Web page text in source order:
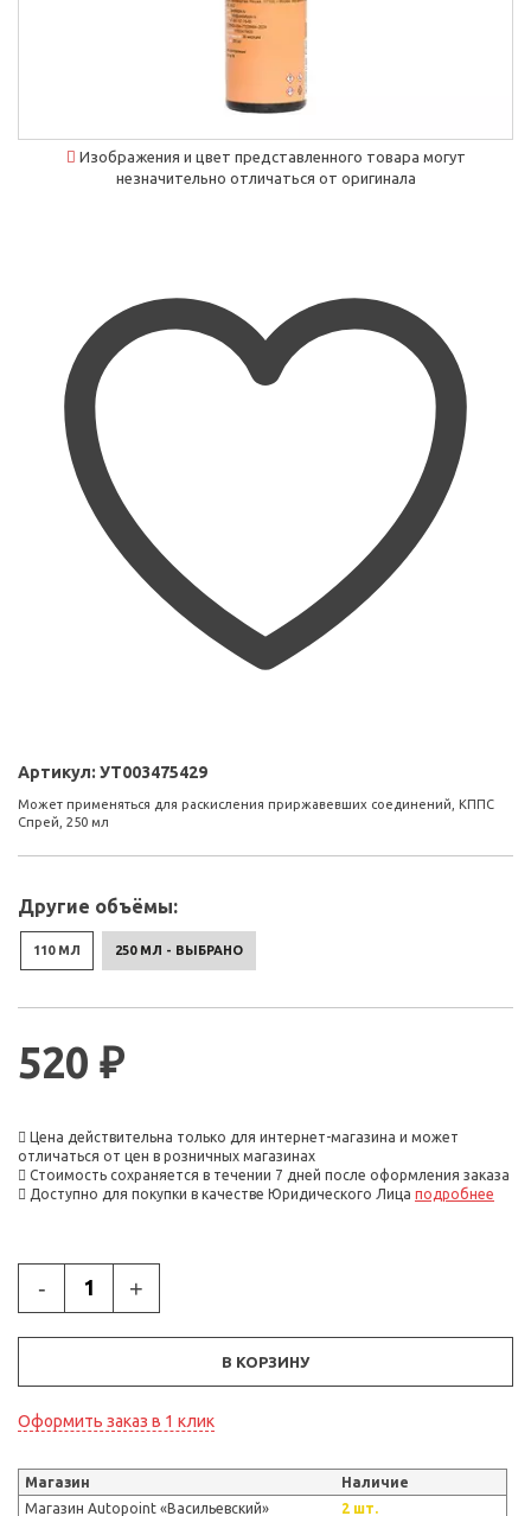
Изображения и цвет представленного товара могут
незначительно отличаться от оригинала
Артикул: УТ003475429
Может применяться для раскисления приржавевших соединений, КППС
Спрей, 250 мл
Другие объёмы:
110 МЛ 250 МЛ - ВЫБРАНО
520 ₽
Цена действительна только для интернет-магазина и может
отличаться от цен в розничных магазинах
Стоимость сохраняется в течении 7 дней после оформления заказа
Доступно для покупки в качестве Юридического Лица подробнее
- +
В КОРЗИНУ
Оформить заказ в 1 клик
Магазин
Наличие
Магазин Autopoint «Васильевский»
2 шт.